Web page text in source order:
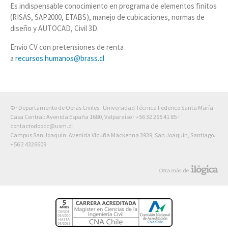
Es indispensable conocimiento en programa de elementos finitos
(RISAS, SAP2000, ETABS), manejo de cubicaciones, normas de
diseño y AUTOCAD, Civil 3D.
Envio CV con pretensiones de renta
a recursos.humanos@brass.cl
© · Departamento de Obras Civiles · Universidad Técnica Federico Santa María
Casa Central: Avenida España 1680, Valparaíso · +56 32 265 41 85 ·
contactodoocc@usm.cl
Campus San Joaquín: Avenida Vicuña Mackenna 3939, San Joaquín, Santiago. ·
+56 2 4326609